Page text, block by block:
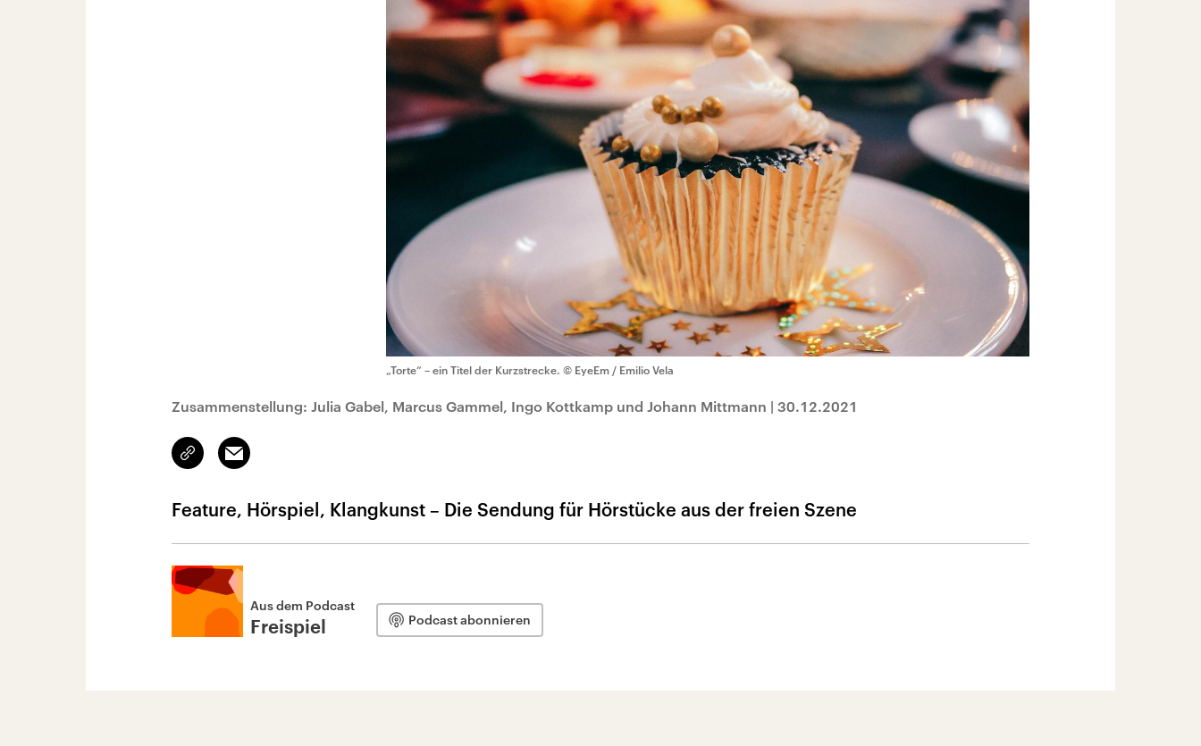
„Torte“ – ein Titel der Kurzstrecke. © EyeEm / Emilio Vela
Zusammenstellung: Julia Gabel, Marcus Gammel, Ingo Kottkamp und Johann Mittmann | 30.12.2021
Link
kopieren/teilen
Email
Feature, Hörspiel, Klangkunst – Die Sendung für Hörstücke aus der freien Szene
Aus dem Podcast
Freispiel Podcast abonnieren